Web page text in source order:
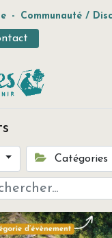
- Communauté /
Catégories